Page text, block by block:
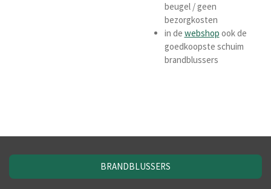
beugel / geen
bezorgkosten
in de webshop ook de
goedkoopste schuim
brandblussers
BRANDBLUSSERS